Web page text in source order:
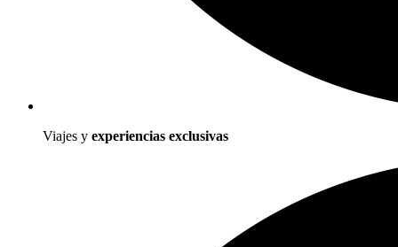
Viajes y experiencias exclusivas